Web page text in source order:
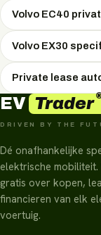
Volvo EC40
Volvo EX30
Private lease
EV Trader
DRIVEN BY THE
Dé onafhankelijke
elektrische mobiliteit.
gratis over kopen,
financieren van elk
voertuig.